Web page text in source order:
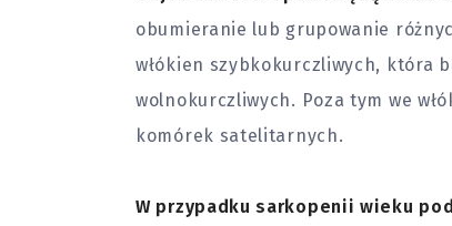
obumieranie lub grupowanie
włókien szybkokurczliwych, która
wolnokurczliwych. Poza tym we
komórek satelitarnych.
W przypadku sarkopenii wieku